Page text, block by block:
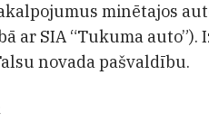
minētajos
ar SIA “Tukuma auto”).
novada pašvaldību.